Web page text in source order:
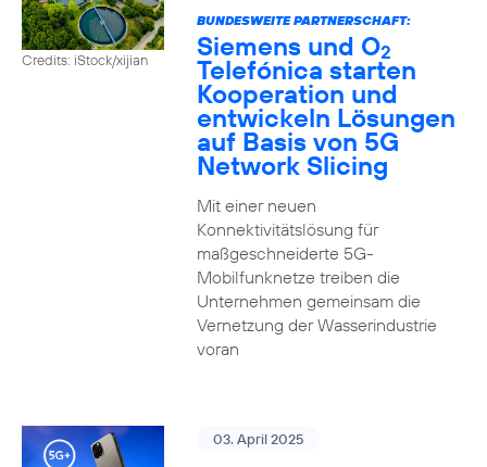
Credits: iStock/xijian
BUNDESWEITE PARTNERSCHAFT:
Siemens und O2
Telefónica starten
Kooperation und
entwickeln Lösungen
auf Basis von 5G
Network Slicing
Mit einer neuen
Konnektivitätslösung für
maßgeschneiderte 5G-
Mobilfunknetze treiben die
Unternehmen gemeinsam die
Vernetzung der Wasserindustrie
voran
03. April 2025